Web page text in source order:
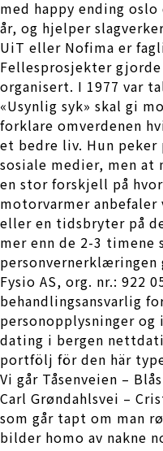
med happy ending
år, og hjelper
UiT eller Nofima er
Fellesprosjekter
organisert. I 1977 var
«Usynlig syk» skal gi
forklare omverdenen
et bedre liv. Hun
sosiale medier, men at
en stor forskjell på
motorvarmer
eller en tidsbryter på
mer enn de 2-3 timene
Fysio AS, org. nr.: 922
behandlingsansvarlig
personopplysninger
dating i bergen
portfölj för den här
Vi går Tåsenveien –
Carl Grøndahlsvei –
som går tapt om man
bilder homo av nakne